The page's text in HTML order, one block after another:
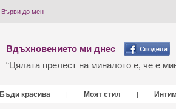
Върви до мен
Вдъхновението ми днес
“Цялата прелест на миналото е, че е
Бъди красива | Моят стил |